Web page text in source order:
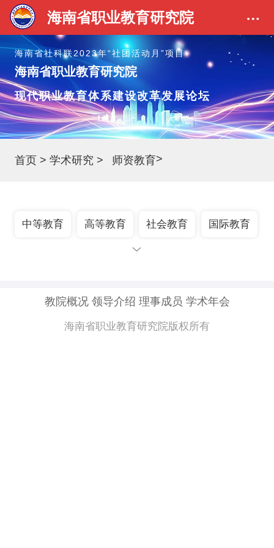
海南省职业教育研究院
海南省社科联2023年“社团活动月”项目
海南省职业教育研究院
现代职业教育体系建设改革发展论坛
首页 > 学术研究 > 师资教育>
中等教育 高等教育 社会教育 国际教育
企业培训
教院概况 领导介绍 理事成员 学术年会
海南省职业教育研究院版权所有